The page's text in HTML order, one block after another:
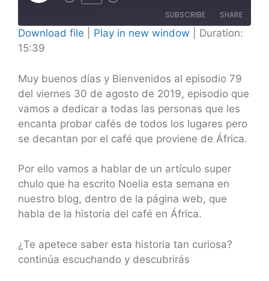
SUBSCRIBE SHARE
SHARE
LINK
Download file Play in new window
Duration:
15:39
Muy buenos días y Bienvenidos al episodio 79
del viernes 30 de agosto de 2019, episodio que
vamos a dedicar a todas las personas que les
encanta probar cafés de todos los lugares pero
se decantan por el café que proviene de África.
Por ello vamos a hablar de un artículo super
chulo que ha escrito Noelia esta semana en
nuestro blog, dentro de la página web, que
habla de la historia del café en África.
¿Te apetece saber esta historia tan curiosa?
continúa escuchando y descubrirás